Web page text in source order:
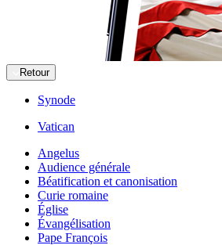
Retour
Synode
Vatican
Angelus
Audience générale
Béatification et canonisation
Curie romaine
Église
Évangélisation
Pape François